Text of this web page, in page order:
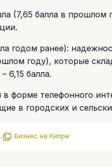
(7,65 балла в прошлом
годом ранее):
году), которые
6,15 балла.
в форме телефонного
в городских и
Бизнес на Кипре